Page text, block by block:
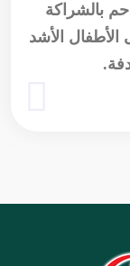
بالشراكة
الأطفال الأشد